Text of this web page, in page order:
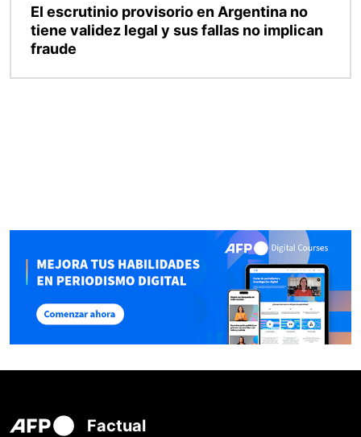
El escrutinio provisorio en Argentina no
tiene validez legal y sus fallas no implican
fraude
Factual